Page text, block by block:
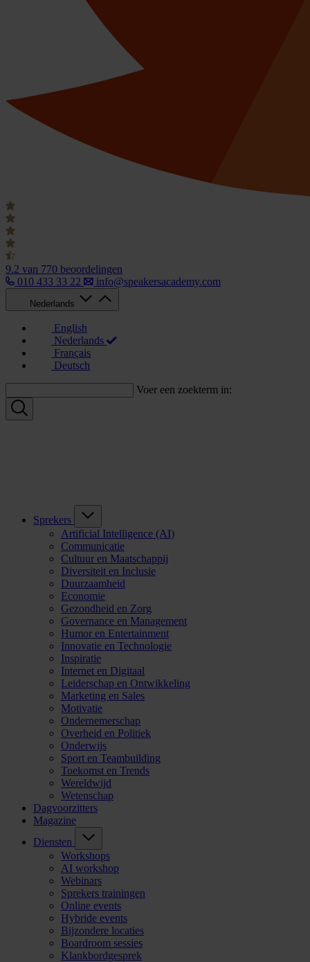
9.2 van 770 beoordelingen
010 433 33 22
info@speakersacademy.com
Nederlands
English
Nederlands
Français
Deutsch
Voer een zoekterm in:
Sprekers
Artificial Intelligence (AI)
Communicatie
Cultuur en Maatschappij
Diversiteit en Inclusie
Duurzaamheid
Economie
Gezondheid en Zorg
Governance en Management
Humor en Entertainment
Innovatie en Technologie
Inspiratie
Internet en Digitaal
Leiderschap en Ontwikkeling
Marketing en Sales
Motivatie
Ondernemerschap
Overheid en Politiek
Onderwijs
Sport en Teambuilding
Toekomst en Trends
Wereldwijd
Wetenschap
Dagvoorzitters
Magazine
Diensten
Workshops
AI workshop
Webinars
Sprekers trainingen
Online events
Hybride events
Bijzondere locaties
Boardroom sessies
Klankbordgesprek